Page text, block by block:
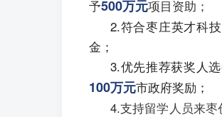
予500万元项目资助；
2.符合枣庄英才科
金；
3.优先推荐获奖人
100万元市政府奖励；
4.支持留学人员来枣